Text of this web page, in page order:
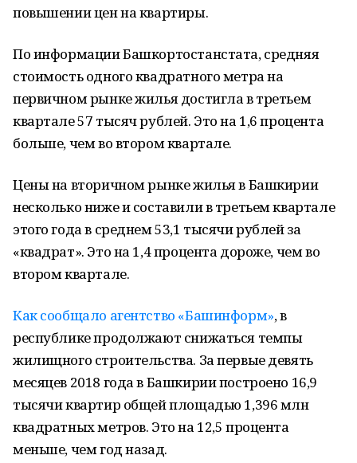
повышении цен на квартиры.
По информации Башкортостанстата, средняя
стоимость одного квадратного метра на
первичном рынке жилья достигла в третьем
квартале 57 тысяч рублей. Это на 1,6 процента
больше, чем во втором квартале.
Цены на вторичном рынке жилья в Башкирии
несколько ниже и составили в третьем квартале
этого года в среднем 53,1 тысячи рублей за
«квадрат». Это на 1,4 процента дороже, чем во
втором квартале.
Как сообщало агентство «Башинформ», в
республике продолжают снижаться темпы
жилищного строительства. За первые девять
месяцев 2018 года в Башкирии построено 16,9
тысячи квартир общей площадью 1,396 млн
квадратных метров. Это на 12,5 процента
меньше, чем год назад.